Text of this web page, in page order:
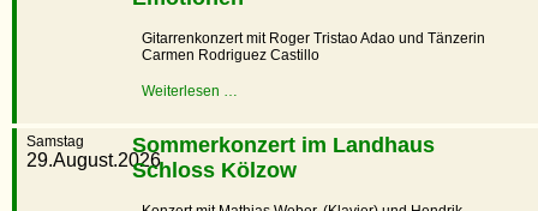
Gitarrenkonzert mit Roger Tristao Adao und Tänzerin
Carmen Rodriguez Castillo
Weiterlesen …
Samstag
29.August.2026
Sommerkonzert im Landhaus
Schloss Kölzow